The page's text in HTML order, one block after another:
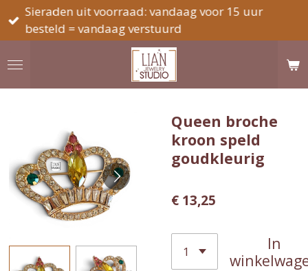
Ga
direct
de
Sieraden uit voorraad: vandaag voor 15 uur
besteld = vandaag verstuurd
Queen broche
kroon speld
goudkleurig
€ 13,25
In